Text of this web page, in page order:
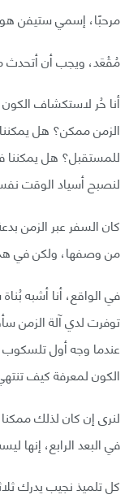
مرحبًا، إسمي ستيفن
مُقْعَد، ويجب أن أتحدث
أنا حُر لاستكشاف
الزمن ممكن؟ هل
للمستقبل؟ هل يمكننا
لنصبح أسياد الوقت
كان السفر عبر الزمن
من وصفها، ولكن في
في الواقع، أنا أشبه
توفرت لدي آلة الزمن
عندما وجه أول تلسكوب
الكون لمعرفة كيف
لنرى إن كان لذلك
في البعد الرابع، إنها
كل تلميذ نجيب يدرك